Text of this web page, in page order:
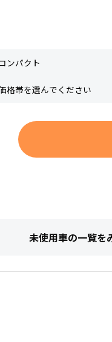
未使用車の一覧を